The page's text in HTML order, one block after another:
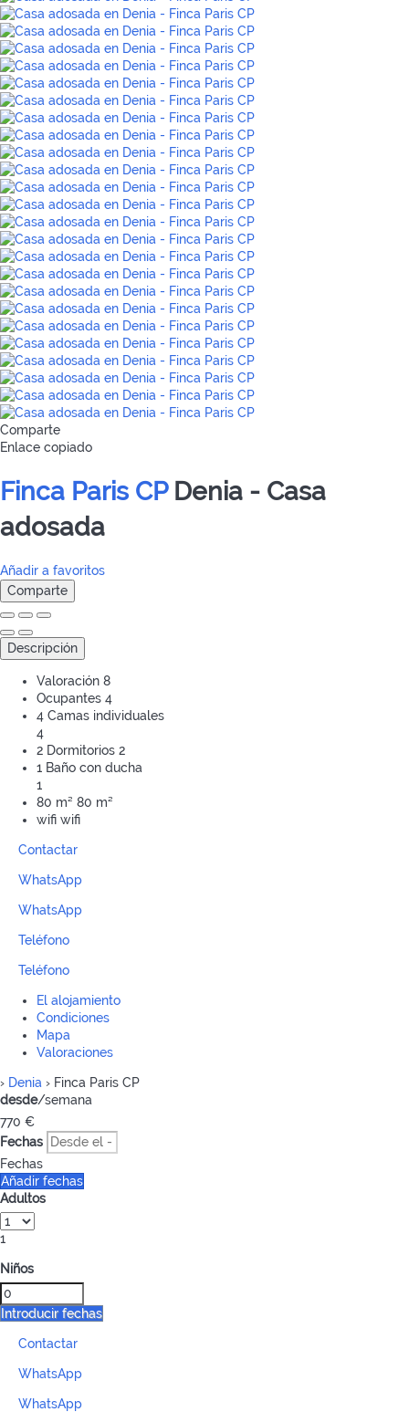
Comparte
Enlace copiado
Finca Paris CP Denia - Casa
adosada
Añadir a favoritos
Comparte
Descripción
Valoración 8
Ocupantes 4
4 Camas individuales
4
2 Dormitorios 2
1 Baño con ducha
1
80 m² 80 m²
wifi wifi
Contactar
WhatsApp
WhatsApp
Teléfono
Teléfono
El alojamiento
Condiciones
Mapa
Valoraciones
› Denia › Finca Paris CP
desde/semana
770 €
Fechas
Fechas
Añadir fechas
Adultos
1
Niños
Introducir fechas
Contactar
WhatsApp
WhatsApp